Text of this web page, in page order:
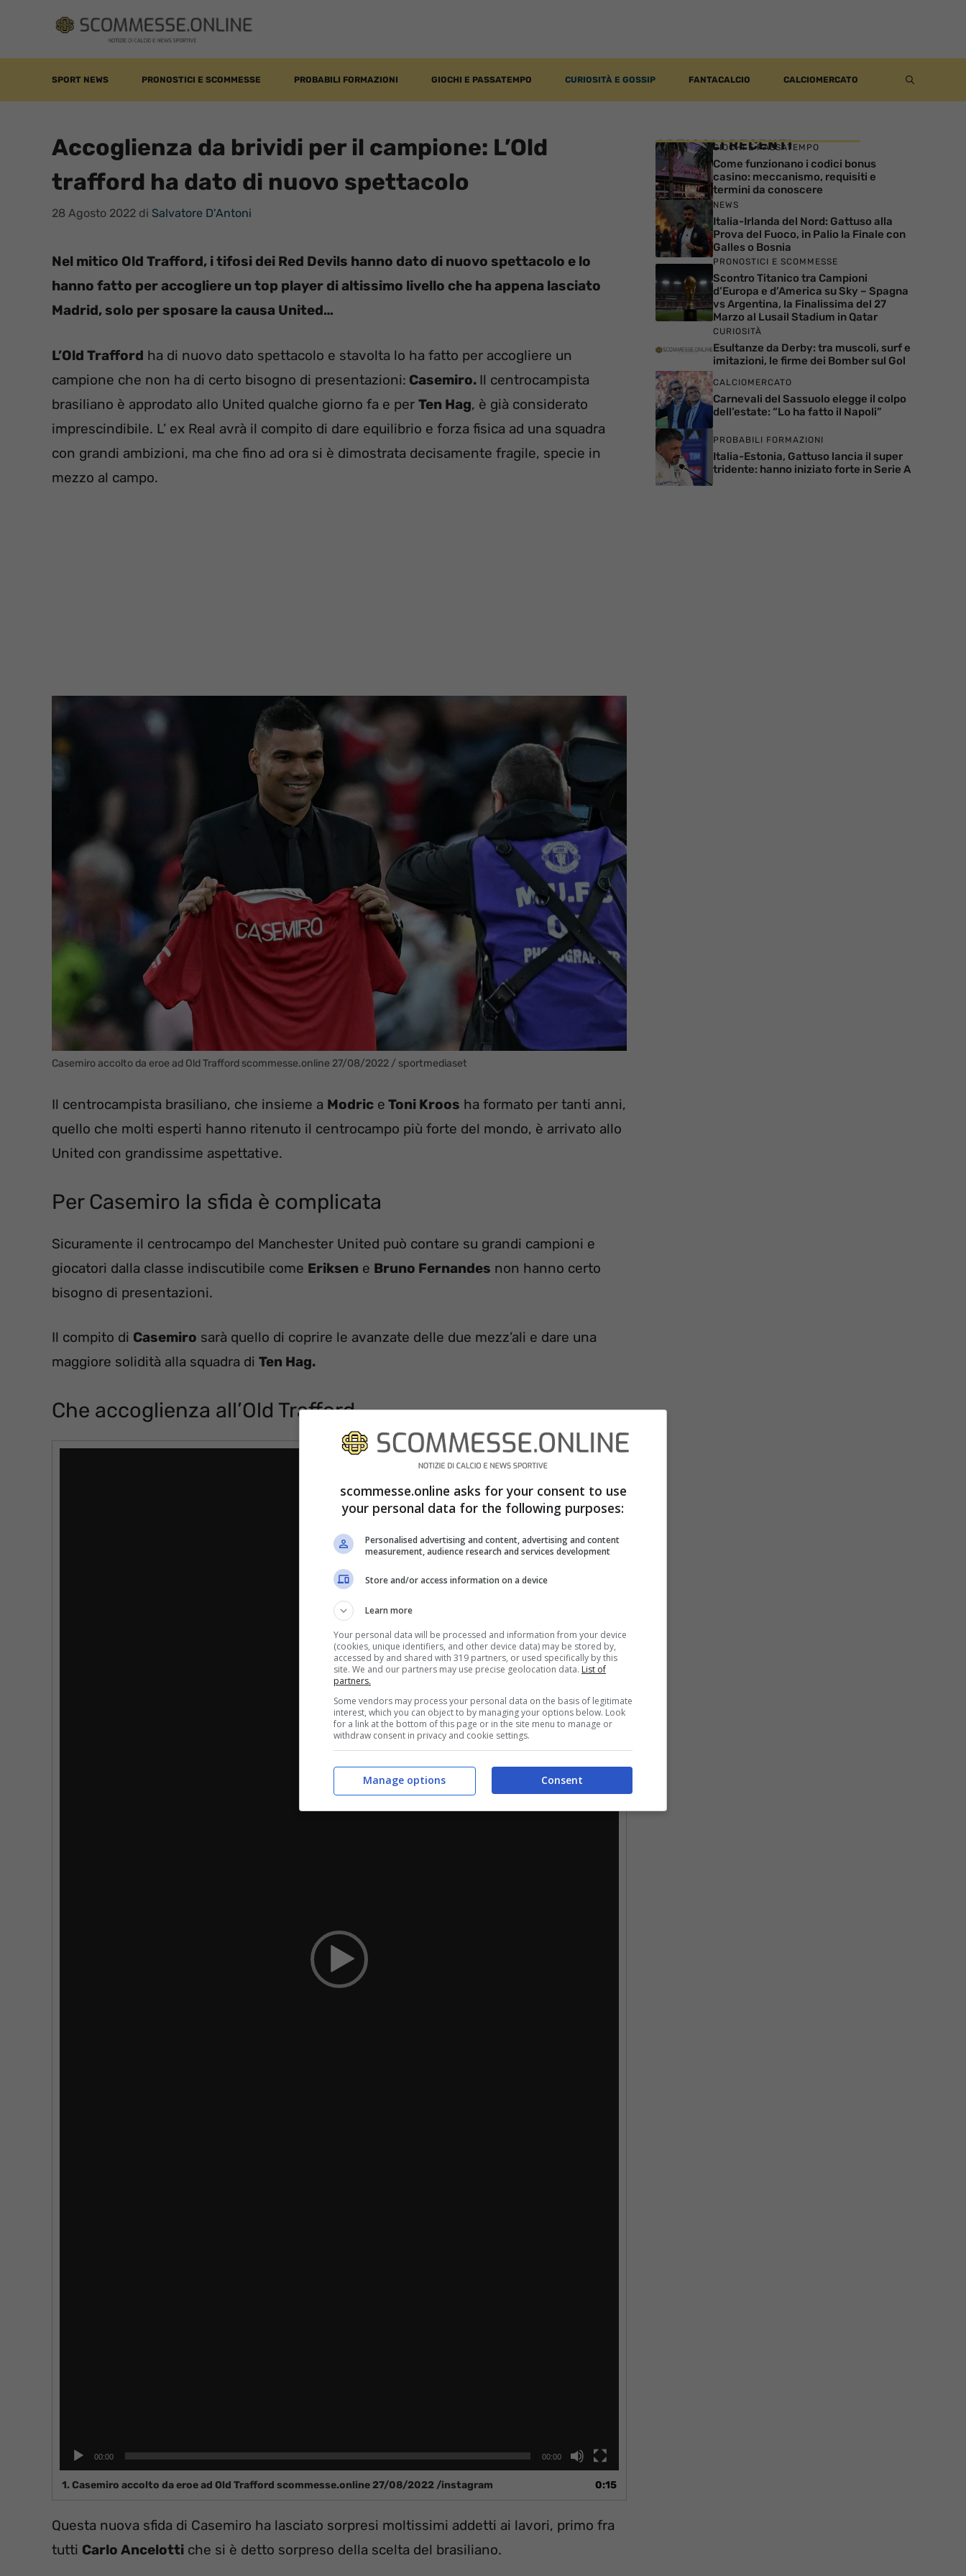
contenuto
SPORT NEWS PRONOSTICI E SCOMMESSE PROBABILI FORMAZIONI GIOCHI E PASSATEMPO CURIOSITÀ E GOSSIP FANTACALCIO CALCIOMERCATO
Accoglienza da brividi per il campione: L’Old
trafford ha dato di nuovo spettacolo
28 Agosto 2022 di Salvatore D'Antoni
Nel mitico Old Trafford, i tifosi dei Red Devils hanno dato di nuovo spettacolo e lo
hanno fatto per accogliere un top player di altissimo livello che ha appena lasciato
Madrid, solo per sposare la causa United…
L’Old Trafford ha di nuovo dato spettacolo e stavolta lo ha fatto per accogliere un
campione che non ha di certo bisogno di presentazioni: Casemiro. Il centrocampista
brasiliano è approdato allo United qualche giorno fa e per Ten Hag, è già considerato
imprescindibile. L’ ex Real avrà il compito di dare equilibrio e forza fisica ad una squadra
con grandi ambizioni, ma che fino ad ora si è dimostrata decisamente fragile, specie in
mezzo al campo.
Casemiro accolto da eroe ad Old Trafford scommesse.online 27/08/2022 / sportmediaset
Il centrocampista brasiliano, che insieme a Modric e Toni Kroos ha formato per tanti anni,
quello che molti esperti hanno ritenuto il centrocampo più forte del mondo, è arrivato allo
United con grandissime aspettative.
Per Casemiro la sfida è complicata
Sicuramente il centrocampo del Manchester United può contare su grandi campioni e
giocatori dalla classe indiscutibile come Eriksen e Bruno Fernandes non hanno certo
bisogno di presentazioni.
Il compito di Casemiro sarà quello di coprire le avanzate delle due mezz’ali e dare una
maggiore solidità alla squadra di Ten Hag.
Che accoglienza all’Old Trafford
00:00 00:00
1. Casemiro accolto da eroe ad Old Trafford scommesse.online 27/08/2022 /instagram 0:15
Questa nuova sfida di Casemiro ha lasciato sorpresi moltissimi addetti ai lavori, primo fra
tutti Carlo Ancelotti che si è detto sorpreso della scelta del brasiliano.
ARTICOLI RECENTI
GIOCHI E PASSATEMPO
Come funzionano i codici bonus
casino: meccanismo, requisiti e
termini da conoscere
NEWS
Italia-Irlanda del Nord: Gattuso alla
Prova del Fuoco, in Palio la Finale con
Galles o Bosnia
PRONOSTICI E SCOMMESSE
Scontro Titanico tra Campioni
d’Europa e d’America su Sky – Spagna
vs Argentina, la Finalissima del 27
Marzo al Lusail Stadium in Qatar
CURIOSITÀ
Esultanze da Derby: tra muscoli, surf e
imitazioni, le firme dei Bomber sul Gol
CALCIOMERCATO
Carnevali del Sassuolo elegge il colpo
dell’estate: “Lo ha fatto il Napoli”
PROBABILI FORMAZIONI
Italia-Estonia, Gattuso lancia il super
tridente: hanno iniziato forte in Serie A
scommesse.online asks for your consent to use
your personal data for the following purposes:
Personalised advertising and content, advertising and content
measurement, audience research and services development
Store and/or access information on a device
Learn more
Your personal data will be processed and information from your device
(cookies, unique identifiers, and other device data) may be stored by,
accessed by and shared with 319 partners, or used specifically by this
site. We and our partners may use precise geolocation data. List of
partners.
Some vendors may process your personal data on the basis of legitimate
interest, which you can object to by managing your options below. Look
for a link at the bottom of this page or in the site menu to manage or
withdraw consent in privacy and cookie settings.
Consent
Manage options